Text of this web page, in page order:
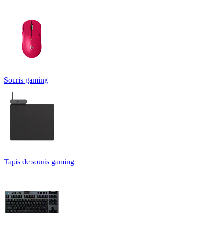
Souris gaming
Tapis de souris gaming